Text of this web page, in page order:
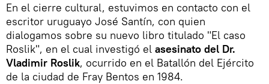
En el cierre cultural, estuvimos en contacto con el
escritor uruguayo José Santín, con quien
dialogamos sobre su nuevo libro titulado "El caso
Roslik", en el cual investigó el asesinato del Dr.
Vladimir Roslik, ocurrido en el Batallón del Ejército
de la ciudad de Fray Bentos en 1984.